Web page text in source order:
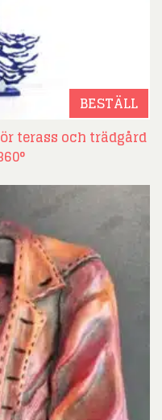
BESTÄLL
terass och trädgård